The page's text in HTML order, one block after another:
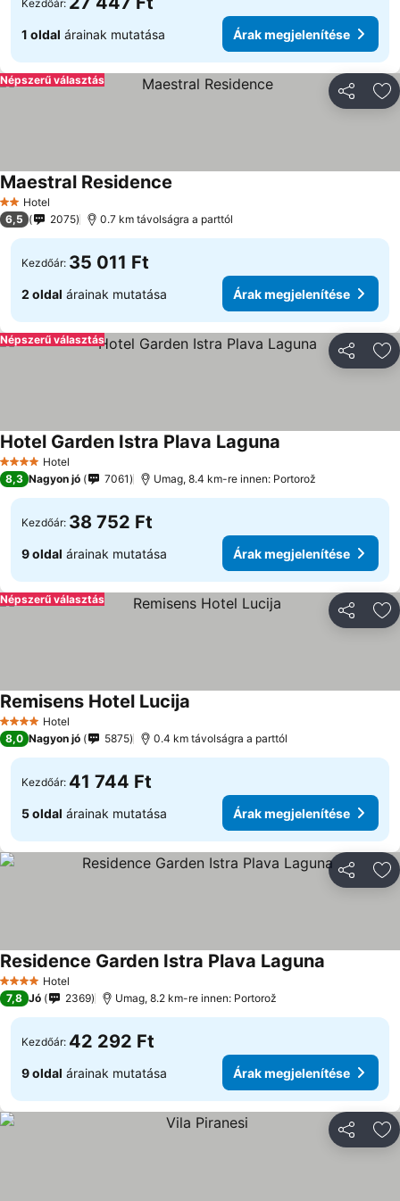
Kezdőár:
1 oldal árainak mutatása Árak megjelenítése
Népszerű választás
2 Kategória
Hotel
Maestral Residence
6,5 2075 0.7 km távolságra a parttól
Kezdőár: 35 011 Ft
2 oldal árainak mutatása Árak megjelenítése
Népszerű választás
4 KategóriaHotel
Hotel Garden Istra Plava Laguna
8,3 Nagyon jó 7061 Umag, 8.4 km-re innen: Portorož
Kezdőár: 38 752 Ft
9 oldal árainak mutatása Árak megjelenítése
Népszerű választás
4 KategóriaHotel
Remisens Hotel Lucija
8,0 Nagyon jó 5875 0.4 km távolságra a parttól
Kezdőár: 41 744 Ft
5 oldal árainak mutatása Árak megjelenítése
4 KategóriaHotel
Residence Garden Istra Plava Laguna
7,8 Jó 2369 Umag, 8.2 km-re innen: Portorož
Kezdőár: 42 292 Ft
9 oldal árainak mutatása Árak megjelenítése